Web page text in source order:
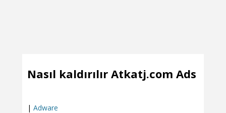
Nasıl kaldırılır Atkatj.com Ads
| Adware